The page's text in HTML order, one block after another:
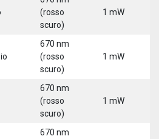
(rosso
scuro)
1 mW
670 nm
(rosso
scuro)
1 mW
670 nm
(rosso
scuro)
1 mW
670 nm